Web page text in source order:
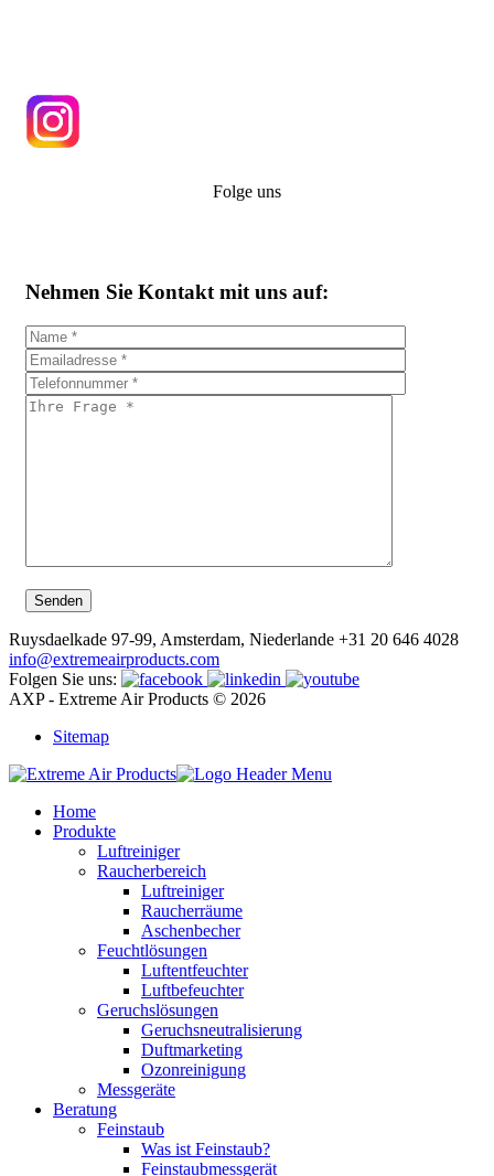
Folge uns
Nehmen Sie Kontakt mit uns auf:
Ruysdaelkade 97-99, Amsterdam, Niederlande +31 20 646 4028
info@extremeairproducts.com
Folgen Sie uns:
AXP - Extreme Air Products © 2026
Sitemap
Home
Produkte
Luftreiniger
Raucherbereich
Luftreiniger
Raucherräume
Aschenbecher
Feuchtlösungen
Luftentfeuchter
Luftbefeuchter
Geruchslösungen
Geruchsneutralisierung
Duftmarketing
Ozonreinigung
Messgeräte
Beratung
Feinstaub
Was ist Feinstaub?
Feinstaubmessgerät